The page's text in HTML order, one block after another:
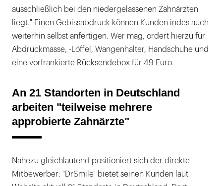
ausschließlich bei den niedergelassenen Zahnärzten
liegt." Einen Gebissabdruck können Kunden indes auch
weiterhin selbst anfertigen. Wer mag, ordert hierzu für
Abdruckmasse, -Löffel, Wangenhalter, Handschuhe und
eine vorfrankierte Rücksendebox für 49 Euro.
An 21 Standorten in Deutschland
arbeiten "teilweise mehrere
approbierte Zahnärzte"
Nahezu gleichlautend positioniert sich der direkte
Mitbewerber: "DrSmile" bietet seinen Kunden laut